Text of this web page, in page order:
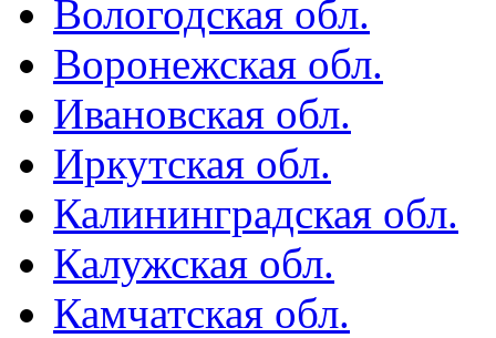
Вологодская обл.
Воронежская обл.
Ивановская обл.
Иркутская обл.
Калининградская обл.
Калужская обл.
Камчатская обл.